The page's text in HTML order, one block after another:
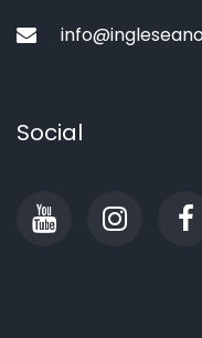
Social